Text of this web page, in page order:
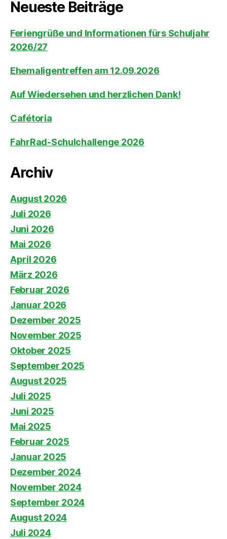
Neueste Beiträge
Feriengrüße und Informationen fürs Schuljahr
2026/27
Ehemaligentreffen am 12.09.2026
Auf Wiedersehen und herzlichen Dank!
Cafétoria
FahrRad-Schulchallenge 2026
Archiv
August 2026
Juli 2026
Juni 2026
Mai 2026
April 2026
März 2026
Februar 2026
Januar 2026
Dezember 2025
November 2025
Oktober 2025
September 2025
August 2025
Juli 2025
Juni 2025
Mai 2025
Februar 2025
Januar 2025
Dezember 2024
November 2024
September 2024
August 2024
Juli 2024